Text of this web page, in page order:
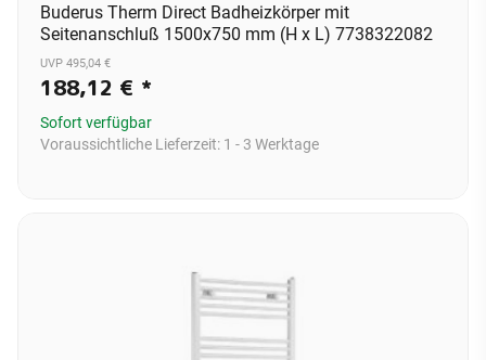
Buderus Therm Direct Badheizkörper mit
Seitenanschluß 1500x750 mm (H x L) 7738322082
UVP 495,04 €
188,12 € *
Sofort verfügbar
Voraussichtliche Lieferzeit: 1 - 3 Werktage